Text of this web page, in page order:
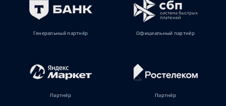
Генеральный партнёр Официальный партнёр
Партнёр Партнёр